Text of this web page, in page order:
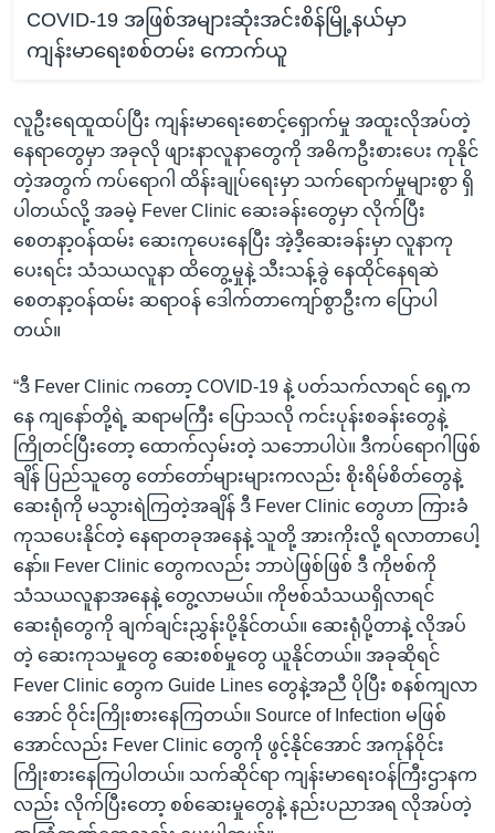
COVID-19 အဖြစ်အများဆုံးအင်းစိန်မြို့နယ်မှာ
ကျန်းမာရေးစစ်တမ်း ကောက်ယူ
လူဦးရေထူထပ်ပြီး ကျန်းမာရေးစောင့်ရှောက်မှု အထူးလိုအပ်တဲ့
နေရာတွေမှာ အခုလို ဖျားနာလူနာတွေကို အဓိကဦးစားပေး ကုနိုင်
တဲ့အတွက် ကပ်ရောဂါ ထိန်းချုပ်ရေးမှာ သက်ရောက်မှုများစွာ ရှိ
ပါတယ်လို့ အခမဲ့ Fever Clinic ဆေးခန်းတွေမှာ လိုက်ပြီး
စေတနာ့ဝန်ထမ်း ဆေးကုပေးနေပြီး အဲ့ဒီ့ဆေးခန်းမှာ လူနာကု
ပေးရင်း သံသယလူနာ ထိတွေ့မှုနဲ့ သီးသန့်ခွဲ နေထိုင်နေရဆဲ
စေတနာ့ဝန်ထမ်း ဆရာဝန် ဒေါက်တာကျော်စွာဦးက ပြောပါ
တယ်။
“ဒီ Fever Clinic ကတော့ COVID-19 နဲ့ ပတ်သက်လာရင် ရှေ့က
နေ ကျနော်တို့ရဲ့ ဆရာမကြီး ပြောသလို ကင်းပုန်းစခန်းတွေနဲ့
ကြိုတင်ပြီးတော့ ထောက်လှမ်းတဲ့ သဘောပါပဲ။ ဒီကပ်ရောဂါဖြစ်
ချိန် ပြည်သူတွေ တော်တော်များများကလည်း စိုးရိမ်စိတ်တွေနဲ့
ဆေးရုံကို မသွားရဲကြတဲ့အချိန် ဒီ Fever Clinic တွေဟာ ကြားခံ
ကုသပေးနိုင်တဲ့ နေရာတခုအနေနဲ့ သူတို့ အားကိုးလို့ ရလာတာပေါ့
နော်။ Fever Clinic တွေကလည်း ဘာပဲဖြစ်ဖြစ် ဒီ ကိုဗစ်ကို
သံသယလူနာအနေနဲ့ တွေ့လာမယ်။ ကိုဗစ်သံသယရှိလာရင်
ဆေးရုံတွေကို ချက်ချင်းညွှန်းပို့နိုင်တယ်။ ဆေးရုံပို့တာနဲ့ လိုအပ်
တဲ့ ဆေးကုသမှုတွေ ဆေးစစ်မှုတွေ ယူနိုင်တယ်။ အခုဆိုရင်
Fever Clinic တွေက Guide Lines တွေနဲ့အညီ ပိုပြီး စနစ်ကျလာ
အောင် ဝိုင်းကြိုးစားနေကြတယ်။ Source of Infection မဖြစ်
အောင်လည်း Fever Clinic တွေကို ဖွင့်နိုင်အောင် အကုန်ဝိုင်း
ကြိုးစားနေကြပါတယ်။ သက်ဆိုင်ရာ ကျန်းမာရေးဝန်ကြီးဌာနက
လည်း လိုက်ပြီးတော့ စစ်ဆေးမှုတွေနဲ့ နည်းပညာအရ လိုအပ်တဲ့